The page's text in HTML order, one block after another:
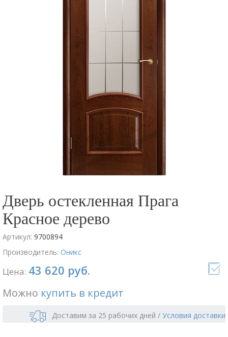
Дверь остекленная Прага
Красное дерево
Артикул: 9700894
Производитель: Оникс
Цена: 43 620 руб.
Можно купить в кредит
Доставим за 25 рабочих дней / Условия доставки